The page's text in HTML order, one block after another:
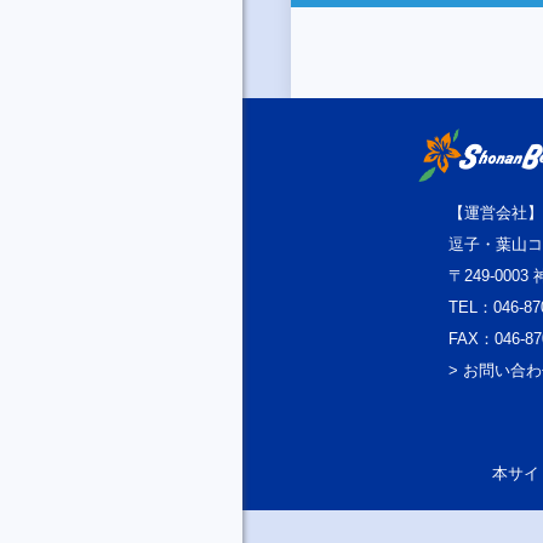
【運営会社】
逗子・葉山
〒249-0003
TEL：046-
FAX：046-
> お問い合
本サイ